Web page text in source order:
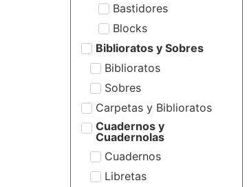
Bastidores
Blocks
Biblioratos y Sobres
Biblioratos
Sobres
Carpetas y Biblioratos
Cuadernos y
Cuadernolas
Cuadernos
Libretas